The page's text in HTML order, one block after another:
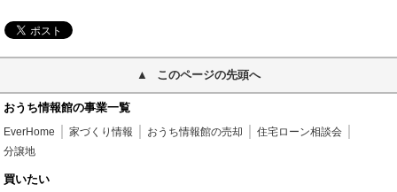
このページの先頭へ
おうち情報館の事業一覧
EverHome 家づくり情報 おうち情報館の売却
住宅ローン相談会
分譲地
買いたい